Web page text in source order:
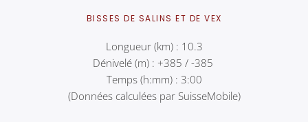
BISSES DE SALINS ET DE VEX
Longueur (km) : 10.3
Dénivelé (m) : +385 / -385
Temps (h:mm) : 3:00
(Données calculées par SuisseMobile)